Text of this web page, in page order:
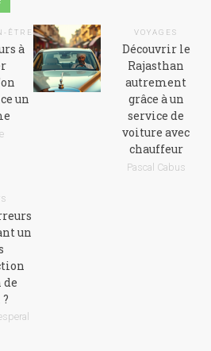
ÊTRE
à
un
VOYAGES
Découvrir le
Rajasthan
autrement
grâce à un
service de
voiture avec
chauffeur
Pascal Cabus
un